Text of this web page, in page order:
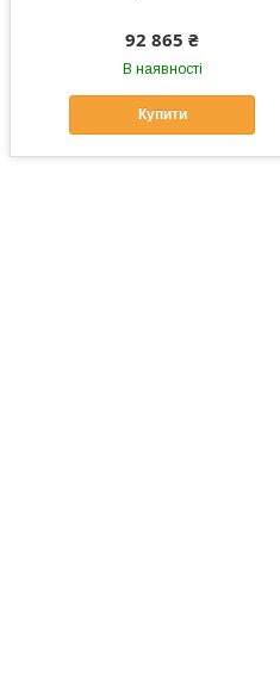
92 865 ₴
В наявності
Купити